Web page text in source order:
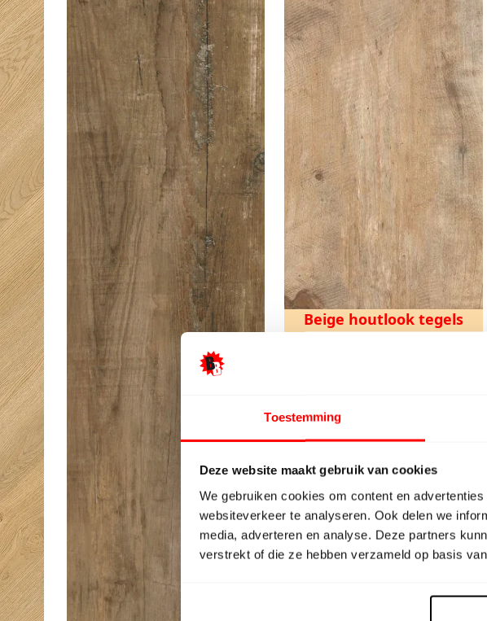
Toestemming
Deze website maakt gebruik van cookies
We gebruiken cookies om content en
websiteverkeer te analyseren. Ook delen we
media, adverteren en analyse. Deze partners
verstrekt of die ze hebben verzameld op basis
Beige houtlook tegels